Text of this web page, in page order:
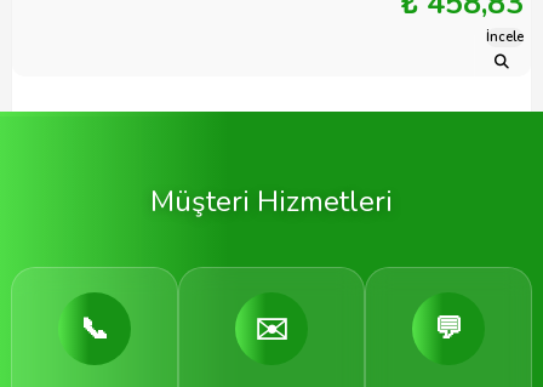
İncele
Müşteri Hizmetleri
📞 ✉️ 💬